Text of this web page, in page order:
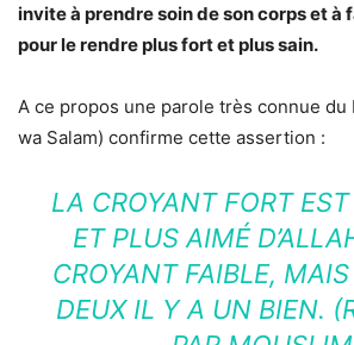
invite à prendre soin de son corps et à
pour le rendre plus fort et plus sain.
A ce propos une parole très connue du
wa Salam) confirme cette assertion :
LA CROYANT FORT
ET PLUS AIMÉ
CROYANT FAIBLE,
DEUX IL Y A UN BIEN.